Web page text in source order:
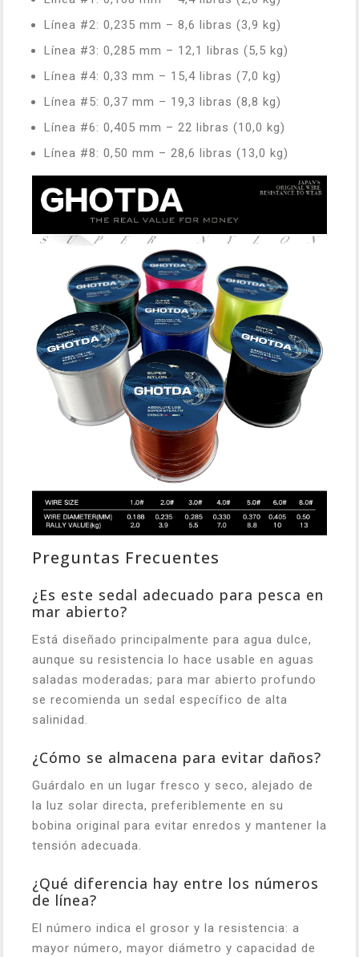
Línea #2: 0,235 mm – 8,6 libras (3,9 kg)
Línea #3: 0,285 mm – 12,1 libras (5,5 kg)
Línea #4: 0,33 mm – 15,4 libras (7,0 kg)
Línea #5: 0,37 mm – 19,3 libras (8,8 kg)
Línea #6: 0,405 mm – 22 libras (10,0 kg)
Línea #8: 0,50 mm – 28,6 libras (13,0 kg)
Preguntas Frecuentes
¿Es este sedal adecuado para pesca en
mar abierto?
Está diseñado principalmente para agua dulce,
aunque su resistencia lo hace usable en aguas
saladas moderadas; para mar abierto profundo
se recomienda un sedal específico de alta
salinidad.
¿Cómo se almacena para evitar daños?
Guárdalo en un lugar fresco y seco, alejado de
la luz solar directa, preferiblemente en su
bobina original para evitar enredos y mantener la
tensión adecuada.
¿Qué diferencia hay entre los números
de línea?
El número indica el grosor y la resistencia: a
mayor número, mayor diámetro y capacidad de